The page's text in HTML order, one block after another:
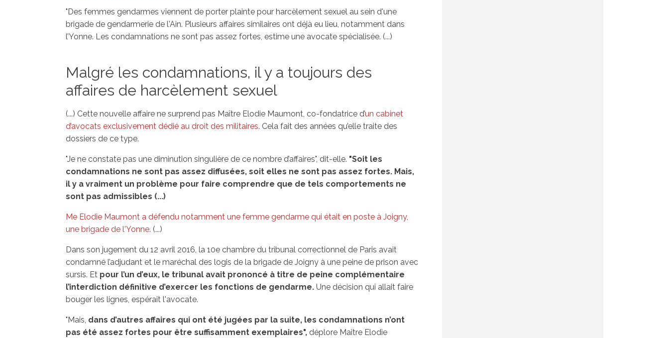
"Des femmes gendarmes viennent de porter plainte pour harcèlement sexuel au sein d'une
brigade de gendarmerie de l'Ain. Plusieurs affaires similaires ont déjà eu lieu, notamment dans
l’Yonne. Les condamnations ne sont pas assez fortes, estime une avocate spécialisée. (...)
Malgré les condamnations, il y a toujours des
affaires de harcèlement sexuel
(...) Cette nouvelle affaire ne surprend pas Maître Elodie Maumont, co-fondatrice d’un cabinet
d’avocats exclusivement dédié au droit des militaires. Cela fait des années qu’elle traite des
dossiers de ce type.
"Je ne constate pas une diminution singulière de ce nombre d’affaires", dit-elle. "Soit les
condamnations ne sont pas assez diffusées, soit elles ne sont pas assez fortes. Mais,
il y a vraiment un problème pour faire comprendre que de tels comportements ne
sont pas admissibles (...)
Me Elodie Maumont a défendu notamment une femme gendarme qui était en poste à Joigny,
une brigade de l'Yonne. (...)
Dans son jugement du 12 avril 2016, la 10e chambre du tribunal correctionnel de Paris avait
condamné l’adjudant et le maréchal des logis de la brigade de Joigny à une peine de prison avec
sursis. Et pour l’un d’eux, le tribunal avait prononcé à titre de peine complémentaire
l’interdiction définitive d’exercer les fonctions de gendarme. Une décision qui allait faire
bouger les lignes, espérait l'avocate.
"Mais, dans d’autres affaires qui ont été jugées par la suite, les condamnations n’ont
pas été assez fortes pour être suffisamment exemplaires", déplore Maître Elodie